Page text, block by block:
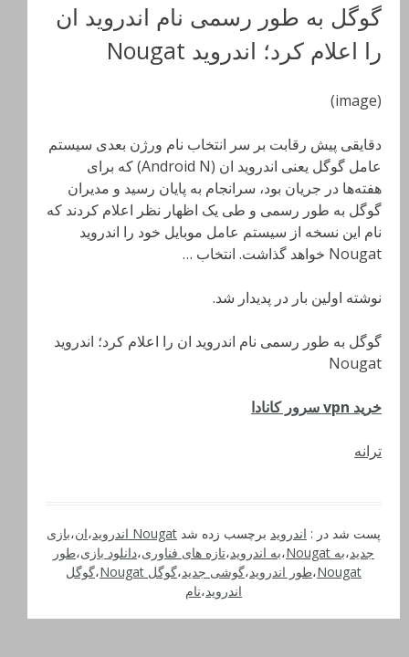
گوگل به طور رسمی نام اندروید ان
را اعلام کرد؛ اندروید Nougat
(image)
دقایقی پیش رقابت بر سر انتخاب نام ورژن بعدی سیستم
عامل گوگل یعنی اندروید ان (Android N) که برای
هفته‌ها در جریان بود، سرانجام به پایان رسید و مدیران
گوگل به طور رسمی و طی یک اظهار نظر اعلام کردند که
نام این نسخه از سیستم عامل موبایل خود را اندروید
Nougat خواهد گذاشت. انتخاب …
نوشته اولین بار در پدیدار شد.
گوگل به طور رسمی نام اندروید ان را اعلام کرد؛ اندروید
Nougat
خرید vpn سرور کانادا
ترانه
پست شد در : اندروید برچسب زده شد Nougat اندروید ،ان،بازی
جدید،به Nougat ،به اندروید،تازه های فناوری،دانلود بازی،طور
Nougat،طور اندروید،گوشی جدید،گوگل Nougat ،گوگل
اندروید،نام